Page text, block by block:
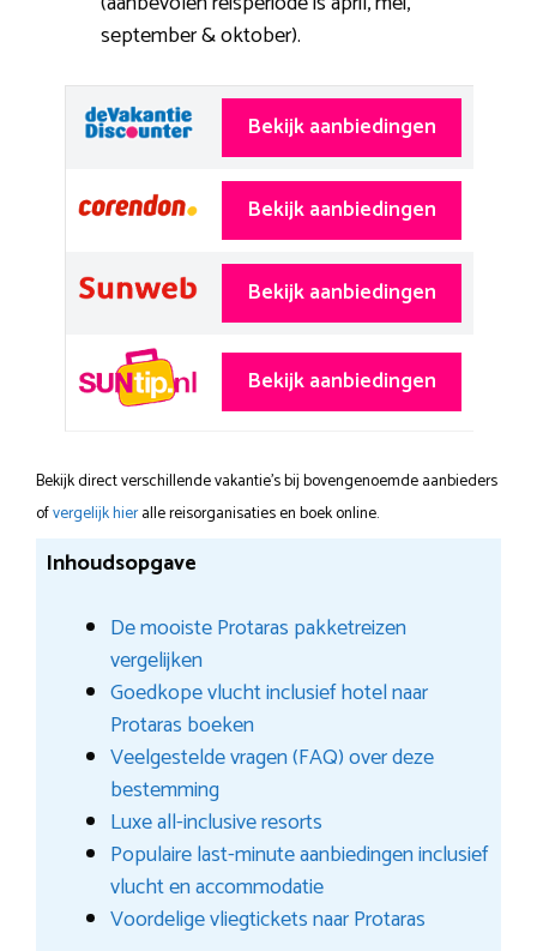
september & oktober).
Bekijk aanbiedingen
Bekijk aanbiedingen
Bekijk aanbiedingen
Bekijk aanbiedingen
Bekijk direct verschillende vakantie's bij bovengenoemde aanbieders
ofvergelijk hieralle reisorganisaties en boek online.
Inhoudsopgave
De mooiste Protaras pakketreizen
vergelijken
Goedkope vlucht inclusief hotel naar
Protaras boeken
Veelgestelde vragen (FAQ) over deze
bestemming
Luxe all-inclusive resorts
Populaire last-minute aanbiedingen inclusief
vlucht en accommodatie
Voordelige vliegtickets naar Protaras